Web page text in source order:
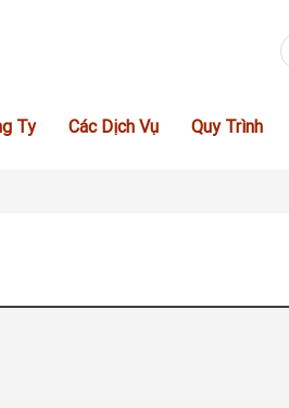
Ty Các Dịch Vụ Quy Trình